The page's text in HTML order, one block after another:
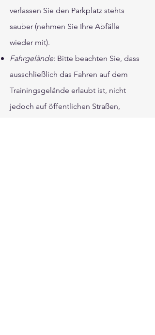
verlassen Sie den Parkplatz stehts
sauber (nehmen Sie Ihre Abfälle
wieder mit).
Fahrgelände: Bitte beachten Sie, dass
ausschließlich das Fahren auf dem
Trainingsgelände erlaubt ist, nicht
jedoch auf öffentlichen Straßen,